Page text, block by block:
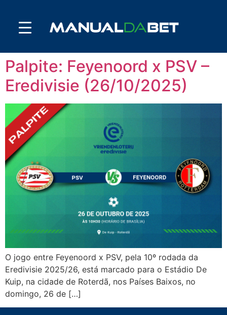
Palpite: Feyenoord x PSV –
Eredivisie (26/10/2025)
O jogo entre Feyenoord x PSV, pela 10º rodada da
Eredivisie 2025/26, está marcado para o Estádio De
Kuip, na cidade de Roterdã, nos Países Baixos, no
domingo, 26 de […]